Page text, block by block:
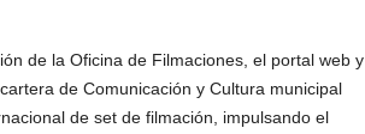
de la Oficina de Filmaciones, el portal web y
de Comunicación y Cultura municipal
de set de filmación, impulsando el